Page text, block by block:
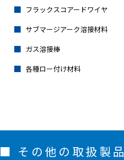
フラックスコアードワイヤ
サブマージアーク溶接材料
ガス溶接棒
各種ロー付け材料
■ その他の取扱製品